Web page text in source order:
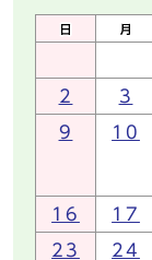
2 3
9 10
16 17
23 24